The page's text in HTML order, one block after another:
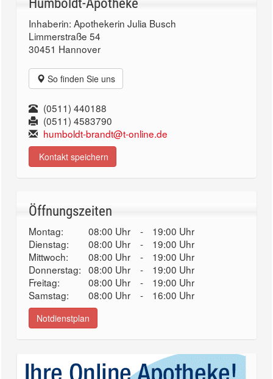
Humboldt-Apotheke
Inhaberin: Apothekerin Julia Busch
Limmerstraße 54
30451 Hannover
So finden Sie uns
(0511) 440188
(0511) 4583790
humboldt-brandt@t-online.de
Kontakt speichern
Öffnungszeiten
Montag: 08:00 Uhr -
19:00 Uhr
Dienstag:
08:00 Uhr -
19:00 Uhr
Mittwoch:
08:00 Uhr -
19:00 Uhr
Donnerstag: 08:00 Uhr -
19:00 Uhr
Freitag:
08:00 Uhr -
19:00 Uhr
Samstag:
08:00 Uhr - 16:00 Uhr
Notdienstplan